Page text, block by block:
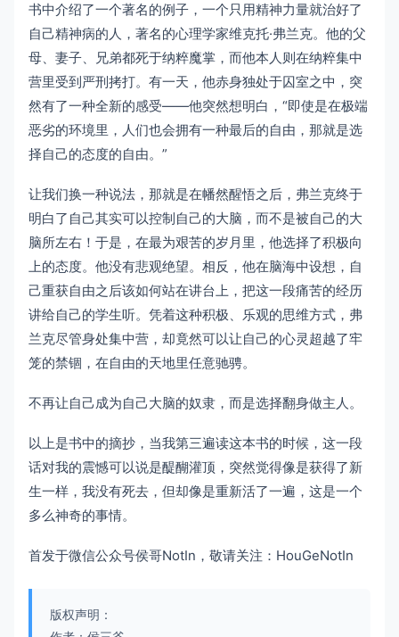
书中介绍了一个著名的例子，一个只用精神力量就治好了
自己精神病的人，著名的心理学家维克托·弗兰克。他的父
母、妻子、兄弟都死于纳粹魔掌，而他本人则在纳粹集中
营里受到严刑拷打。有一天，他赤身独处于囚室之中，突
然有了一种全新的感受——他突然想明白，“即使是在极端
恶劣的环境里，人们也会拥有一种最后的自由，那就是选
择自己的态度的自由。”
让我们换一种说法，那就是在幡然醒悟之后，弗兰克终于
明白了自己其实可以控制自己的大脑，而不是被自己的大
脑所左右！于是，在最为艰苦的岁月里，他选择了积极向
上的态度。他没有悲观绝望。相反，他在脑海中设想，自
己重获自由之后该如何站在讲台上，把这一段痛苦的经历
讲给自己的学生听。凭着这种积极、乐观的思维方式，弗
兰克尽管身处集中营，却竟然可以让自己的心灵超越了牢
笼的禁锢，在自由的天地里任意驰骋。
不再让自己成为自己大脑的奴隶，而是选择翻身做主人。
以上是书中的摘抄，当我第三遍读这本书的时候，这一段
话对我的震憾可以说是醍醐灌顶，突然觉得像是获得了新
生一样，我没有死去，但却像是重新活了一遍，这是一个
多么神奇的事情。
首发于微信公众号侯哥NotIn，敬请关注：HouGeNotIn
版权声明：